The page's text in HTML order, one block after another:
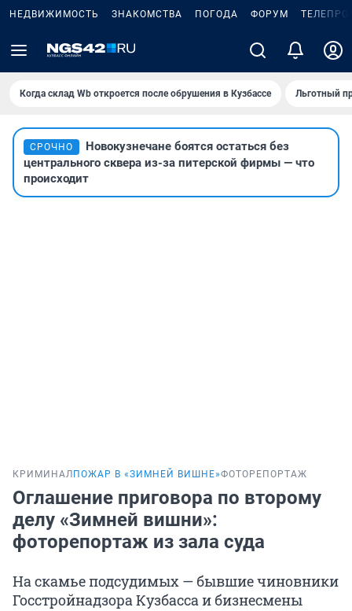
НЕДВИЖИМОСТЬ ЗНАКОМСТВА ПОГОДА ФОРУМ
Когда склад Wb откроется после обрушения в Кузбассе Льготный
СРОЧНО
Новокузнечане боятся остаться без
центрального сквера из-за питерской фирмы — что
происходит
КРИМИНАЛ ПОЖАР В «ЗИМНЕЙ ВИШНЕ»ФОТОРЕПОРТАЖ
Оглашение приговора по второму
делу «Зимней вишни»:
фоторепортаж из зала суда
На скамье подсудимых — бывшие чиновники
Госстройнадзора Кузбасса и бизнесмены